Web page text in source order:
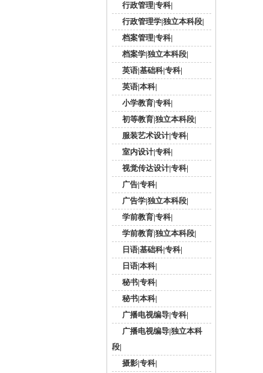
行政管理|专科|
行政管理学|独立本科段|
档案管理|专科|
档案学|独立本科段|
英语|基础科|专科|
英语|本科|
小学教育|专科|
初等教育|独立本科段|
服装艺术设计|专科|
室内设计|专科|
视觉传达设计|专科|
广告|专科|
广告学|独立本科段|
学前教育|专科|
学前教育|独立本科段|
日语|基础科|专科|
日语|本科|
秘书|专科|
秘书|本科|
广播电视编导|专科|
广播电视编导|独立本科
段|
摄影|专科|